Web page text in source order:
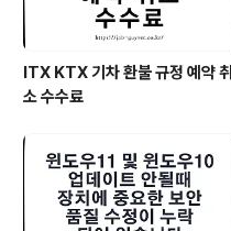
ITX KTX 기차 환불 규정 예약 취
소 수수료